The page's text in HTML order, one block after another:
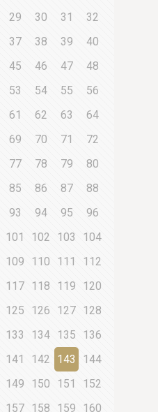
29 30 31
32
37 38 39
40
45 46 47
48
53 54 55
56
61 62 63
64
69 70 71
72
77 78 79
80
85 86 87
88
93 94 95
96
101 102 103
104
109 110 111
112
117 118 119
120
125 126 127 128
133 134 135
136
141 142 143
144
149 150 151
152
157 158 159 160